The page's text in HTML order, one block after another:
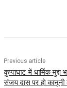
Previous article
कुप्पाघाट में धार्मिक
संजय दास पर हो कानूनी